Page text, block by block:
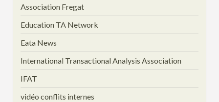
Association Fregat
Education TA Network
Eata News
International Transactional Analysis Association
IFAT
vidéo conflits internes